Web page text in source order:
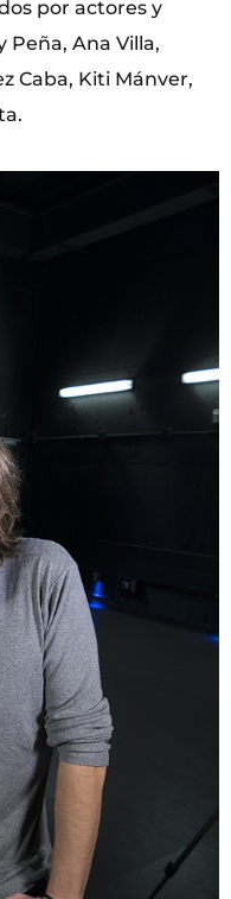
por actores y
Peña, Ana Villa,
Caba, Kiti Mánver,